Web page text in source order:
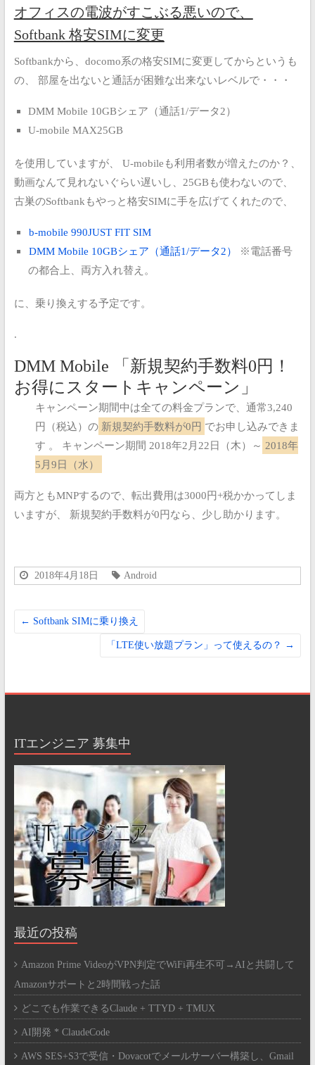
オフィスの電波がすこぶる悪いので、
Softbank 格安SIMに変更
Softbankから、docomo系の格安SIMに変更してからというも
の、
部屋を出ないと通話が困難な出来ないレベルで・・・
DMM Mobile 10GBシェア（通話1/データ2）
U-mobile MAX25GB
を使用していますが、
U-mobileも利用者数が増えたのか？、
動画なんて見れないぐらい遅いし、25GBも使わないので、
古巣のSoftbankもやっと格安SIMに手を広げてくれたので、
b-mobile 990JUST FIT SIM
DMM Mobile 10GBシェア（通話1/データ2）
※電話番号
の都合上、両方入れ替え。
に、乗り換えする予定です。
.
DMM Mobile 「新規契約手数料0円！
お得にスタートキャンペーン」
キャンペーン期間中は全ての料金プランで、通常3,240
円（税込）の 新規契約手数料が0円 でお申し込みできま
す 。
キャンペーン期間 2018年2月22日（木）～ 2018年
5月9日（水）
両方ともMNPするので、転出費用は3000円+税かかってしま
いますが、
新規契約手数料が0円なら、少し助かります。
2018年4月18日 Android
← Softbank SIMに乗り換え
「LTE使い放題プラン」って使えるの？ →
ITエンジニア 募集中
最近の投稿
Amazon Prime VideoがVPN判定でWiFi再生不可→AIと共闘して
Amazonサポートと2時間戦った話
どこでも作業できるClaude + TTYD + TMUX
AI開発 * ClaudeCode
AWS SES+S3で受信・Dovacotでメールサーバー構築し、Gmail